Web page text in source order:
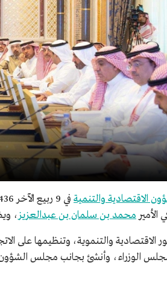
والتنمية
محمد بن سلمان بن عبدالعزيز،
الاقتصادية والتنموية، وتنظيمها على
الوزراء، وأنشئ بجانب مجلس الشؤون السياسية